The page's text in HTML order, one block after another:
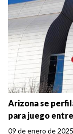
Arizona se
para juego
09 de enero de